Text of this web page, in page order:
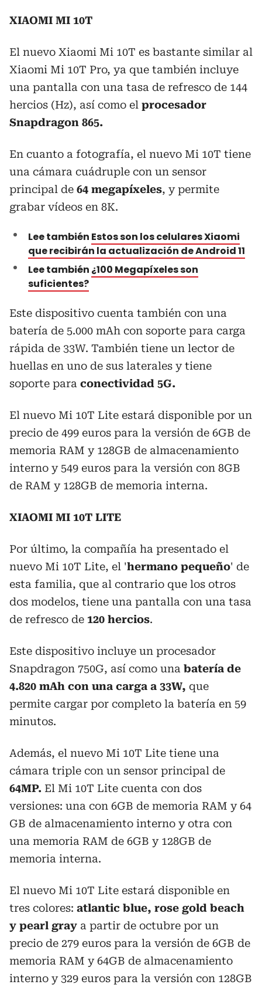
XIAOMI MI 10T
El nuevo Xiaomi Mi 10T es bastante similar al
Xiaomi Mi 10T Pro, ya que también incluye
una pantalla con una tasa de refresco de 144
hercios (Hz), así como el procesador
Snapdragon 865.
En cuanto a fotografía, el nuevo Mi 10T tiene
una cámara cuádruple con un sensor
principal de 64 megapíxeles, y permite
grabar vídeos en 8K.
Lee también Estos son los celulares Xiaomi
que recibirán la actualización de Android 11
Lee también ¿100 Megapíxeles son
suficientes?
Este dispositivo cuenta también con una
batería de 5.000 mAh con soporte para carga
rápida de 33W. También tiene un lector de
huellas en uno de sus laterales y tiene
soporte para conectividad 5G.
El nuevo Mi 10T Lite estará disponible por un
precio de 499 euros para la versión de 6GB de
memoria RAM y 128GB de almacenamiento
interno y 549 euros para la versión con 8GB
de RAM y 128GB de memoria interna.
XIAOMI MI 10T LITE
Por último, la compañía ha presentado el
nuevo Mi 10T Lite, el 'hermano pequeño' de
esta familia, que al contrario que los otros
dos modelos, tiene una pantalla con una tasa
de refresco de 120 hercios.
Este dispositivo incluye un procesador
Snapdragon 750G, así como una batería de
4.820 mAh con una carga a 33W, que
permite cargar por completo la batería en 59
minutos.
Además, el nuevo Mi 10T Lite tiene una
cámara triple con un sensor principal de
64MP. El Mi 10T Lite cuenta con dos
versiones: una con 6GB de memoria RAM y 64
GB de almacenamiento interno y otra con
una memoria RAM de 6GB y 128GB de
memoria interna.
El nuevo Mi 10T Lite estará disponible en
tres colores: atlantic blue, rose gold beach
y pearl gray a partir de octubre por un
precio de 279 euros para la versión de 6GB de
memoria RAM y 64GB de almacenamiento
interno y 329 euros para la versión con 128GB